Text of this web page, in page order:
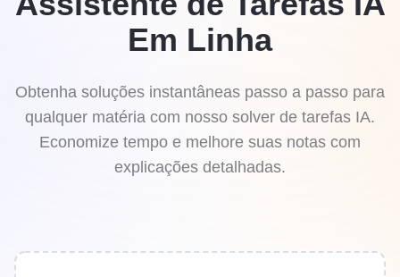
de Tarefas IA
Em Linha
Obtenha soluções instantâneas passo a passo para
qualquer matéria com nosso solver de tarefas IA.
Economize tempo e melhore suas notas com
explicações detalhadas.